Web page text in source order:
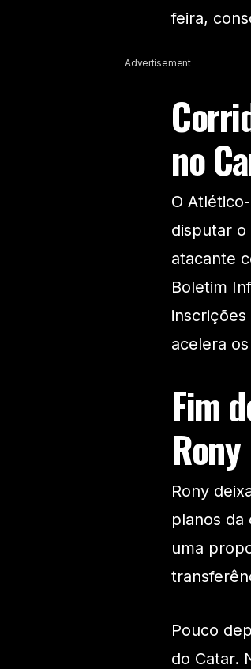
feira,
Advertisement
no
O
disputar
atacante
Boletim
acelera
Fim
Rony
Rony
planos da
uma
Pouco
do Catar.